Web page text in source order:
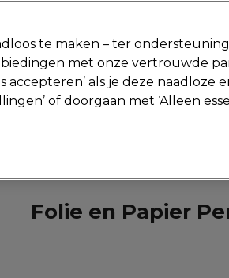
Beauty Salon interieur Mannen
Folie en Papier
te maken – ter
met onze vertrouwde
als je deze naadloze
of doorgaan met ‘Alleen